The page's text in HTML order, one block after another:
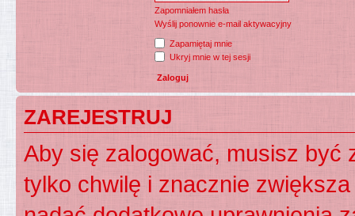
Zapomniałem hasła
Wyślij ponownie e-mail aktywacyjny
Zapamiętaj mnie
Ukryj mnie w tej sesji
ZAREJESTRUJ
Aby się zalogować, musisz być
tylko chwilę i znacznie